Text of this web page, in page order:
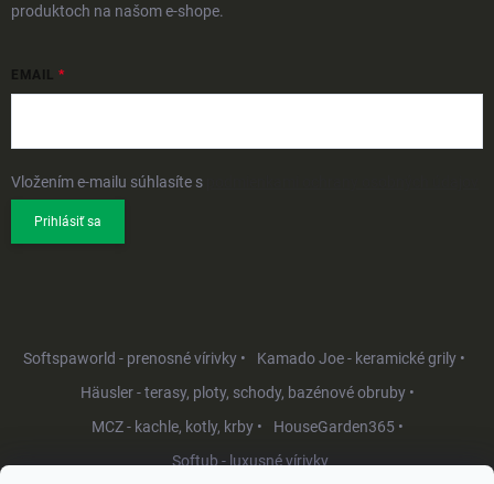
produktoch na našom e-shope.
EMAIL
Vložením e-mailu súhlasíte s
Prihlásiť sa
Softspaworld - prenosné vírivky •
Kamado Joe - keramické grily •
Häusler - terasy, ploty, schody, bazénové obruby •
MCZ - kachle, kotly, krby •
HouseGarden365 •
Softub - luxusné vírivky